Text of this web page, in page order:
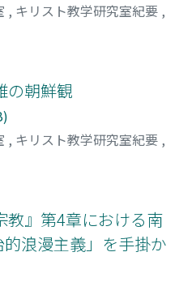
, キリスト教学研究室紀要 ,
の朝鮮観
, キリスト教学研究室紀要 ,
教』第4章における南
浪漫主義」を手掛か